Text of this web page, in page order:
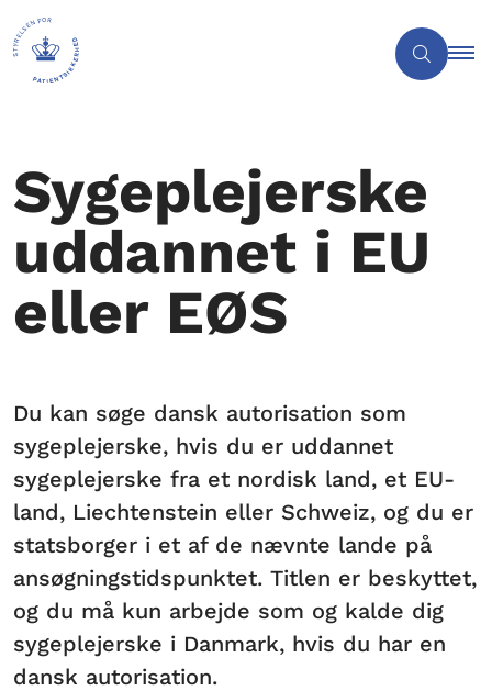
Sygeplejerske
uddannet i EU
eller EØS
Du kan søge dansk autorisation som
sygeplejerske, hvis du er uddannet
sygeplejerske fra et nordisk land, et EU-
land, Liechtenstein eller Schweiz, og du er
statsborger i et af de nævnte lande på
ansøgningstidspunktet. Titlen er beskyttet,
og du må kun arbejde som og kalde dig
sygeplejerske i Danmark, hvis du har en
dansk autorisation.